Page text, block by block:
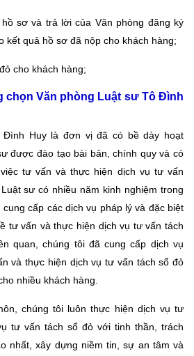
sơ và trả lời của Văn phòng đăng ký
kết quả hồ sơ đã nộp cho khách hàng;
cho khách hàng;
chọn Văn phòng Luật sư Tô Đình
Đình Huy là đơn vị đã có bề dày hoạt
được đào tạo bài bản, chính quy và có
tư vấn và thực hiện dịch vụ tư vấn
sư có nhiều năm kinh nghiệm trong
cấp các dịch vụ pháp lý và đặc biệt
tư vấn và thực hiện dịch vụ tư vấn tách
quan, chúng tôi đã cung cấp dịch vụ
và thực hiện dịch vụ tư vấn tách sổ đỏ
nhiều khách hàng.
chúng tôi luôn thực hiện dịch vụ tư
tư vấn tách sổ đỏ với tinh thần, trách
nhất, xây dựng niềm tin, sự an tâm và